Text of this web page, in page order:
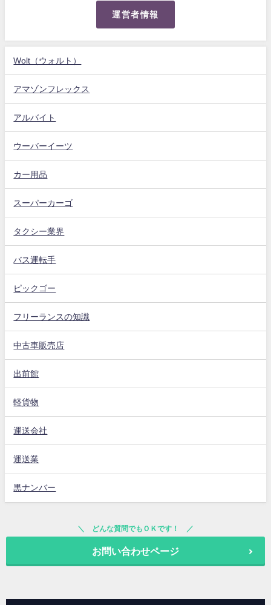
運営者情報
Wolt（ウォルト）
アマゾンフレックス
アルバイト
ウーバーイーツ
カー用品
スーパーカーゴ
タクシー業界
バス運転手
ピックゴー
フリーランスの知識
中古車販売店
出前館
軽貨物
運送会社
運送業
黒ナンバー
どんな質問でもＯＫです！
お問い合わせページ